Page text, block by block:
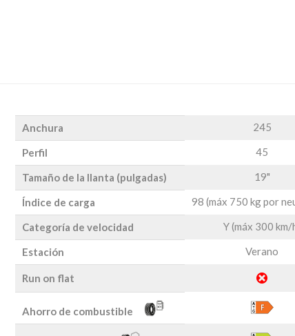
Anchura 245
Perfil 45
Tamaño de la llanta (pulgadas) 19"
Índice de carga 98 (máx 750 kg por
Categoría de velocidad Y (máx 300 km/
Estación Verano
Run on flat
Ahorro de combustible